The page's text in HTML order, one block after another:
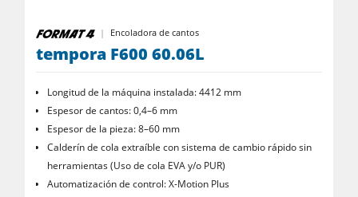
Encoladora de cantos
tempora F600 60.06L
Longitud de la máquina instalada: 4412 mm
Espesor de cantos: 0,4–6 mm
Espesor de la pieza: 8–60 mm
Calderín de cola extraíble con sistema de cambio rápido sin
herramientas (Uso de cola EVA y/o PUR)
Automatización de control: X-Motion Plus